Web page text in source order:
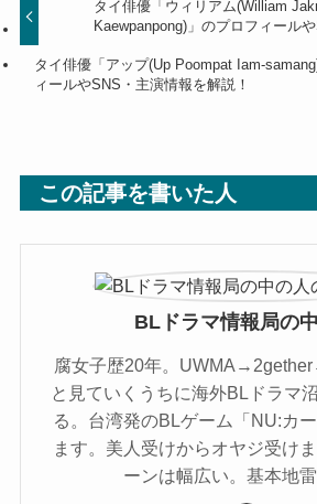
タイ俳優「ウィリアム(William
Kaewpanpong)」のプロフィール
タイ俳優「アップ(Up Poompat Iam-
ィールやSNS・主演情報を解説！
この記事を書いた人
BLドラマ情報局の
腐女子歴20年。
と見ていくうちに海外BLドラマ
る。台湾発のBLゲーム「NU:カ
ます。美人受けからオヤジ受け
ーンは幅広い。基本地雷